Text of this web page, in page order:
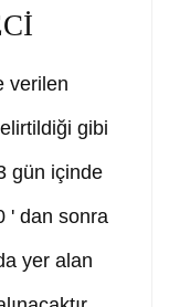
verilen
gibi
gün içinde
' dan sonra
yer alan